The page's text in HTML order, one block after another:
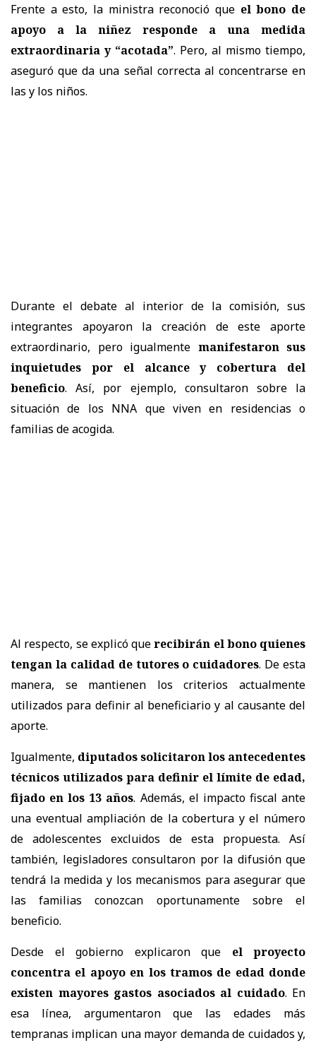
Frente a esto, la ministra reconoció que el bono de
apoyo a la niñez responde a una medida
extraordinaria y “acotada”. Pero, al mismo tiempo,
aseguró que da una señal correcta al concentrarse en
las y los niños.
Durante el debate al interior de la comisión, sus
integrantes apoyaron la creación de este aporte
extraordinario, pero igualmente manifestaron sus
inquietudes por el alcance y cobertura del
beneficio. Así, por ejemplo, consultaron sobre la
situación de los NNA que viven en residencias o
familias de acogida.
Al respecto, se explicó querecibirán el bono quienes
tengan la calidad de tutores o cuidadores. De esta
manera, se mantienen los criterios actualmente
utilizados para definir al beneficiario y al causante del
aporte.
Igualmente, diputados solicitaron los antecedentes
técnicos utilizados para definir el límite de edad,
fijado en los 13 años. Además, el impacto fiscal ante
una eventual ampliación de la cobertura y el número
de adolescentes excluidos de esta propuesta. Así
también, legisladores consultaron por la difusión que
tendrá la medida y los mecanismos para asegurar que
las familias conozcan oportunamente sobre el
beneficio.
Desde el gobierno explicaron que el proyecto
concentra el apoyo en los tramos de edad donde
existen mayores gastos asociados al cuidado. En
esa línea, argumentaron que las edades más
tempranas implican una mayor demanda de cuidados y,